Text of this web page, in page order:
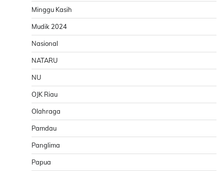
Minggu Kasih
Mudik 2024
Nasional
NATARU
NU
OJK Riau
Olahraga
Pamdau
Panglima
Papua